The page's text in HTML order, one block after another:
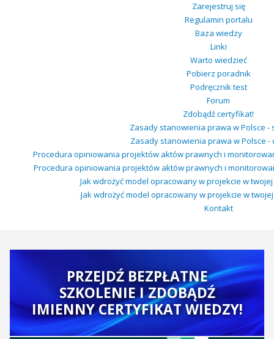
Zarejestruj się
Regulamin portalu
Baza wiedzy
Linki
Warto wiedzieć
Pobierz poradnik
Podręcznik test
Forum
Zdobądź certyfikat!
Zasady stanowienia prawa w Polsce -
Zasady stanowienia prawa w Polsce -
Procedura opiniowania projektów aktów prawnych i
Procedura opiniowania projektów aktów prawnych i
Jak wdrożyć model opracowany w projekcie w
Jak wdrożyć model opracowany w projekcie w
Kontakt
PRZEJDŹ BEZPŁATNE
SZKOLENIE I ZDOBĄDŹ
IMIENNY CERTYFIKAT WIEDZY!